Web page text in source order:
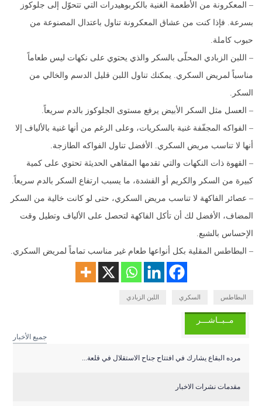
– المعكرونة من الأطعمة الغنية بالكربوهيدرات التي تتحوّل إلى جلوكوز
بسرعة. فإذا كنت من عشاق المعكرونة تناول باعتدال المصنوعة من
حبوب كاملة.
– اللبن الزبادي المحلّى بالسكر والذي يحتوي على نكهات ليس طعاماً
مناسباً لمريض السكري. يمكنك تناول اللبن قليل الدسم والخالي من
السكر.
– العسل مثل السكر الأبيض يرفع مستوى الجلوكوز بالدم سريعاً.
– الفواكه المجفّفة غنية بالسكريات، وعلى الرغم من أنها غنية بالألياف إلا
أنها لا تناسب مريض السكري. الأفضل تناول الفواكه الطازجة.
– القهوة ذات النكهات والتي تقدمها المقاهي الحديثة تحتوي على كمية
كبيرة من السكر والكريم أو القشدة، ما يسبب ارتفاع السكر بالدم سريعاً.
– عصائر الفاكهة لا تناسب مريض السكري، حتى لو كانت خالية من السكر
المضاف، الأفضل لك أن تأكل الفاكهة لتحصل على الألياف وتطيل وقت
الإحساس بالشبع.
– البطاطس المقلية بكل أنواعها طعام غير مناسب تماماً لمريض السكري.
البطاطس السكري اللبن الزبادي
مــبــاشـــر
جميع الأخبار
مرده البقاع يشارك في افتتاح جناح الاستقلال في قلعة...
مقدمات نشرات الاخبار